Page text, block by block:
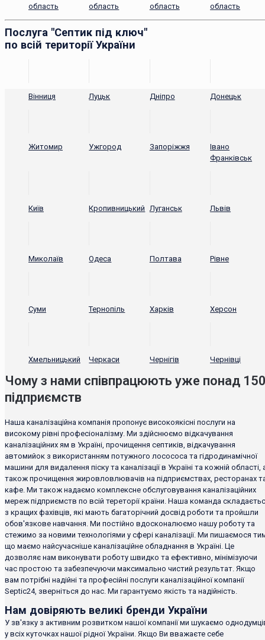
область
область
область
область
Послуга "Септик під ключ"
по всій території України
Вінниця Луцьк Дніпро Донецьк
Житомир Ужгород Запоріжжя
Івано
Франківськ
Київ Кропивницький Луганськ Львів
Миколаїв Одеса Полтава Рівне
Суми Тернопіль Харків Херсон
Хмельницький Черкаси Чернігів Чернівці
Чому з нами співпрацюють уже понад
підприємств
Наша каналізаційна компанія пропонує високоякісні послуги на
високому рівні професіоналізму. Ми здійснюємо відкачування
каналізаційних ям в Україні, прочищення септиків, відкачування
автомийок з використанням потужного лосососа та гідродинамічної
машини для видалення піску та каналізації в Україні та кожній області,
також прочищення жировловлювачів на підприємствах, ресторанах
кафе. Ми також надаємо комплексне обслуговування каналізаційних
мереж підприємств по всій тереторії країни. Наша команда
з кращих фахівців, які мають багаторічний досвід роботи та пройшли
обов'язкове навчання. Ми постійно вдосконалюємо нашу роботу та
стежимо за новими технологіями у сфері каналізації. Ми пишаємося
що маємо найсучасніше каналізаційне обладнання в Україні. Це
дозволяє нам виконувати роботу швидко та ефективно, мінімізуючи
час простою та забезпечуючи максимально чистий результат. Якщо
вам потрібні надійні та професійні послуги каналізаційної компанії
Septic24, зверніться до нас. Ми гарантуємо якість та надійність.
Нам довіряють великі бренди України
У зв'язку з активним розвитком нашої компанії ми шукаємо
у всіх куточках нашої рідної України. Якщо Ви вважаєте себе